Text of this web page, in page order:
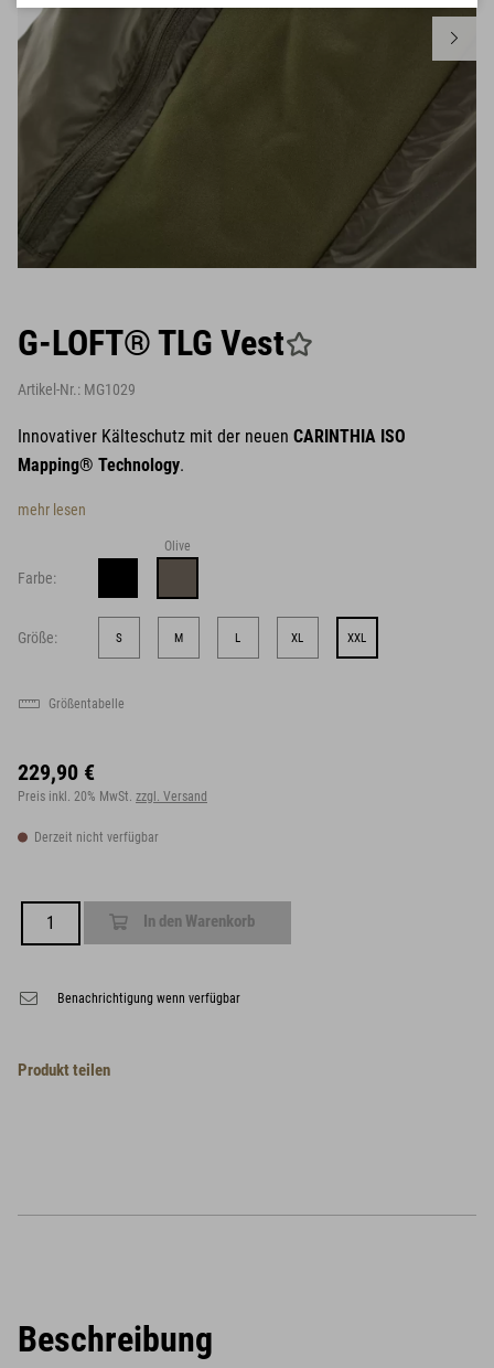
G-LOFT® TLG Vest
Artikel-Nr.: MG1029
Innovativer Kälteschutz mit der neuen CARINTHIA ISO
Mapping® Technology.
mehr lesen
Farbe:
Olive
Größe: S M L XL XXL
Größentabelle
229,90 €
Preis inkl. 20% MwSt. zzgl. Versand
Derzeit nicht verfügbar
In den Warenkorb
Benachrichtigung wenn verfügbar
Produkt teilen
Beschreibung